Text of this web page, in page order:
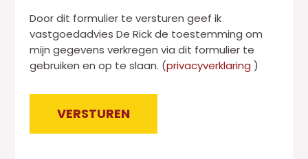
n
*
g
r
a
a
t
Door dit formulier te versturen geef ik
vastgoedadvies De Rick de toestemming om
mijn gegevens verkregen via dit formulier te
gebruiken en op te slaan. (privacyverklaring )
VERSTUREN